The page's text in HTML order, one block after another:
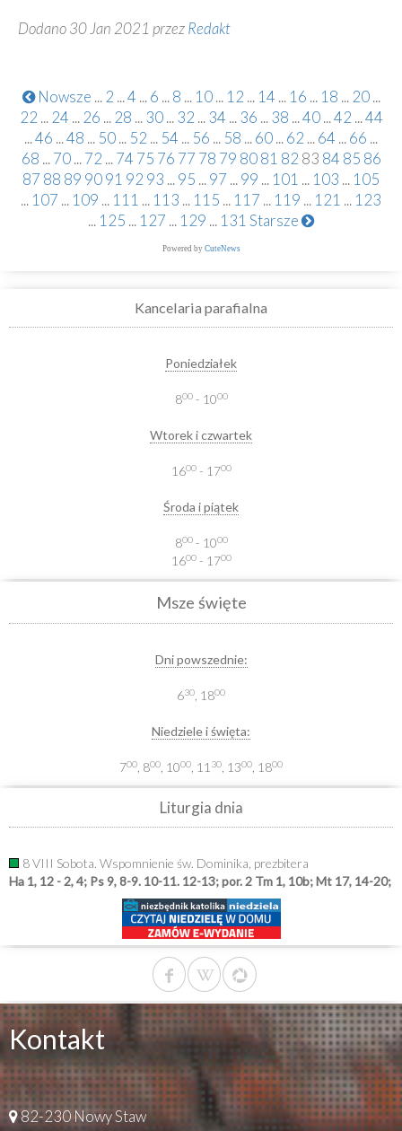
Dodano 30 Jan 2021 przezRedakt
Nowsze ... 2 ...4 ... 6 ... 8 ... 10 ... 12 ... 14 ... 16 ... 18 ... 20 ...
22 ... 24 ... 26 ... 28 ... 30 ... 32 ... 34 ... 36 ... 38 ...40 ...42 ...44
...46 ...48 ... 50... 52 ... 54 ... 56 ... 58 ...60...62 ...64 ...66 ...
68 ... 70 ... 72 ... 74 75 76 77 78 79 80 81 82 83 84 85 86
87 88 89 9091 92 93 ...95 ...97 ...99 ... 101 ... 103 ... 105
... 107 ... 109 ... 111 ... 113 ... 115 ... 117 ... 119 ... 121 ... 123
... 125 ... 127 ... 129 ... 131 Starsze
Powered by CuteNews
Kancelaria parafialna
Poniedziałek
800- 1000
Wtorek i czwartek
1600- 1700
Środa i piątek
800- 1000
1600- 1700
Msze święte
Dni powszednie:
630 , 1800
Niedziele i święta:
700 , 800 , 1000 , 11 30 , 1300 , 1800
Liturgia dnia
8 VIII Sobota. Wspomnienie św. Dominika, prezbitera
Ha 1, 12 - 2, 4; Ps 9, 8-9. 10-11. 12-13; por. 2 Tm 1, 10b; Mt 17, 14-20;
Kontakt
82-230 Nowy Staw